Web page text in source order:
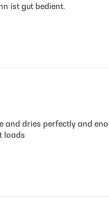
ist gut bedient.
and dries perfectly and
loads